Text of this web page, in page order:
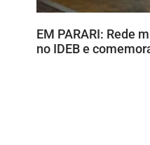
EM PARARI: Rede
no IDEB e